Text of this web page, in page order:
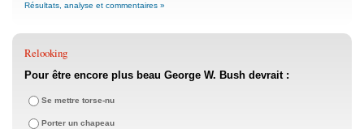
Résultats, analyse et commentaires »
Relooking
Pour être encore plus beau George W. Bush devrait :
Se mettre torse-nu
Porter un chapeau